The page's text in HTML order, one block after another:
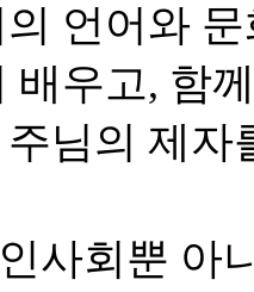
언어와
배우고, 함
님의 제
사회뿐 아